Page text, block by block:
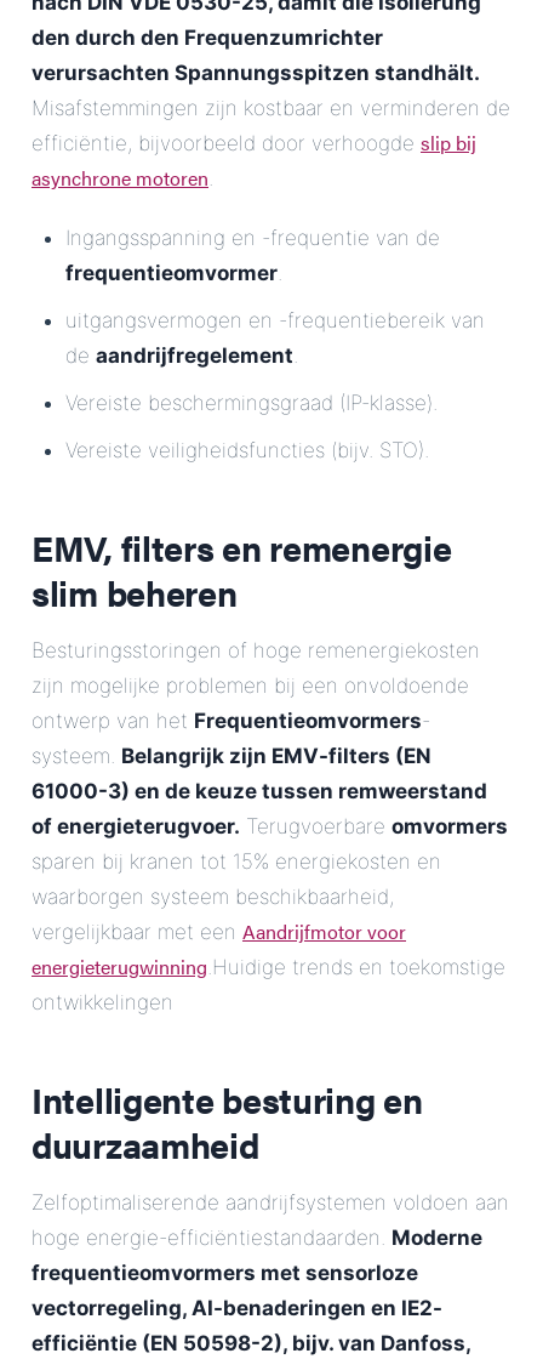
den durch den Frequenzumrichter
verursachten Spannungsspitzen standhält.
Misafstemmingen zijn kostbaar en verminderen de
efficiëntie, bijvoorbeeld door verhoogde slip bij
asynchrone motoren.
Ingangsspanning en -frequentie van de
frequentieomvormer.
uitgangsvermogen en -frequentiebereik van
de aandrijfregelement.
Vereiste beschermingsgraad (IP-klasse).
Vereiste veiligheidsfuncties (bijv. STO).
EMV, filters en remenergie
slim beheren
Besturingsstoringen of hoge remenergiekosten
zijn mogelijke problemen bij een onvoldoende
ontwerp van het Frequentieomvormers-
systeem. Belangrijk zijn EMV-filters (EN
61000-3) en de keuze tussen remweerstand
of energieterugvoer. Terugvoerbare omvormers
sparen bij kranen tot 15% energiekosten en
waarborgen systeem beschikbaarheid,
vergelijkbaar met een Aandrijfmotor voor
energieterugwinning.Huidige trends en toekomstige
ontwikkelingen
Intelligente besturing en
duurzaamheid
Zelfoptimaliserende aandrijfsystemen voldoen aan
hoge energie-efficiëntiestandaarden. Moderne
frequentieomvormers met sensorloze
vectorregeling, AI-benaderingen en IE2-
efficiëntie (EN 50598-2), bijv. van Danfoss,